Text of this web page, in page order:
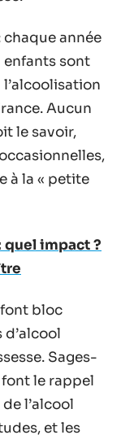
chaque année
enfants sont
Aucun
le savoir,
à la « petite
impact ?
bloc
Sages-
le rappel
l’alcool
et les